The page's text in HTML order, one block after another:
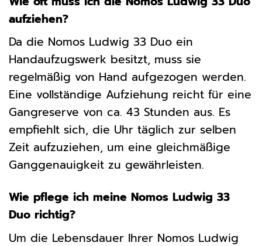
aufziehen?
Da die Nomos Ludwig 33 Duo ein
Handaufzugswerk besitzt, muss sie
regelmäßig von Hand aufgezogen werden.
Eine vollständige Aufziehung reicht für eine
Gangreserve von ca. 43 Stunden aus. Es
empfiehlt sich, die Uhr täglich zur selben
Zeit aufzuziehen, um eine gleichmäßige
Ganggenauigkeit zu gewährleisten.
Wie pflege ich meine Nomos Ludwig 33
Duo richtig?
Um die Lebensdauer Ihrer Nomos Ludwig